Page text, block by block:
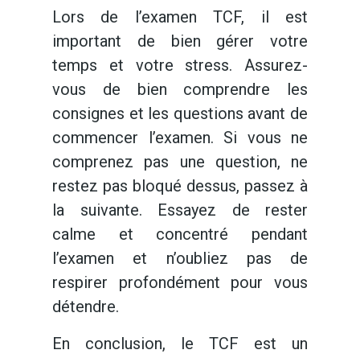
Lors de l’examen TCF, il est
important de bien gérer votre
temps et votre stress. Assurez-
vous de bien comprendre les
consignes et les questions avant de
commencer l’examen. Si vous ne
comprenez pas une question, ne
restez pas bloqué dessus, passez à
la suivante. Essayez de rester
calme et concentré pendant
l’examen et n’oubliez pas de
respirer profondément pour vous
détendre.
En conclusion, le TCF est un